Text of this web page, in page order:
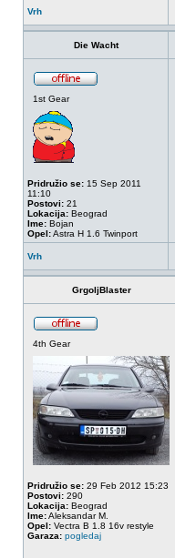
Vrh
Die Wacht
1st Gear
Pridružio se: 15 Sep 2011
11:10
Postovi: 21
Lokacija: Beograd
Ime: Bojan
Opel:Astra H 1.6 Twinport
Vrh
GrgoljBlaster
4th Gear
Pridružio se: 29 Feb 2012 15:23
Postovi: 290
Lokacija: Beograd
Ime:Aleksandar M.
Opel: Vectra B 1.8 16v restyle
Garaza: pogledaj